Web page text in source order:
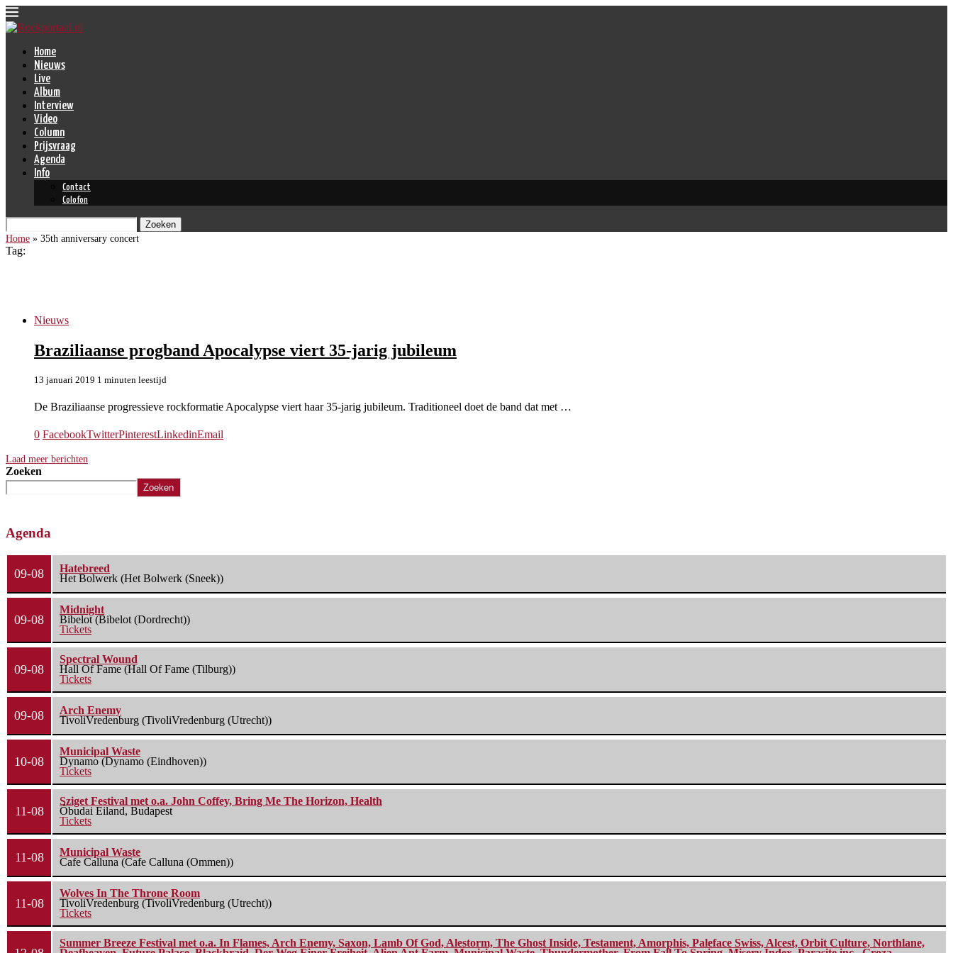
Home
Nieuws
Live
Album
Interview
Video
Column
Prijsvraag
Agenda
Info
Contact
Colofon
Zoeken
Home » 35th anniversary concert
Tag:
Nieuws
Braziliaanse progband Apocalypse viert 35-jarig jubileum
13 januari 2019 1 minuten leestijd
De Braziliaanse progressieve rockformatie Apocalypse viert haar 35-jarig jubileum. Traditioneel doet de band dat met …
0 FacebookTwitterPinterestLinkedinEmail
Laad meer berichten
Zoeken
Zoeken
Agenda
09-08
Hatebreed
Het Bolwerk (Het Bolwerk (Sneek))
09-08
Midnight
Bibelot (Bibelot (Dordrecht))
Tickets
09-08
Spectral Wound
Hall Of Fame (Hall Of Fame (Tilburg))
Tickets
09-08
Arch Enemy
TivoliVredenburg (TivoliVredenburg (Utrecht))
10-08
Municipal Waste
Dynamo (Dynamo (Eindhoven))
Tickets
11-08
Sziget Festival met o.a. John Coffey, Bring Me The Horizon, Health
Óbudai Eiland, Budapest
Tickets
11-08
Municipal Waste
Cafe Calluna (Cafe Calluna (Ommen))
11-08
Wolves In The Throne Room
TivoliVredenburg (TivoliVredenburg (Utrecht))
Tickets
Summer Breeze Festival met o.a. In Flames, Arch Enemy, Saxon, Lamb Of God, Alestorm, The Ghost Inside, Testament, Amorphis, Paleface Swiss, Alcest, Orbit Culture, Northlane,